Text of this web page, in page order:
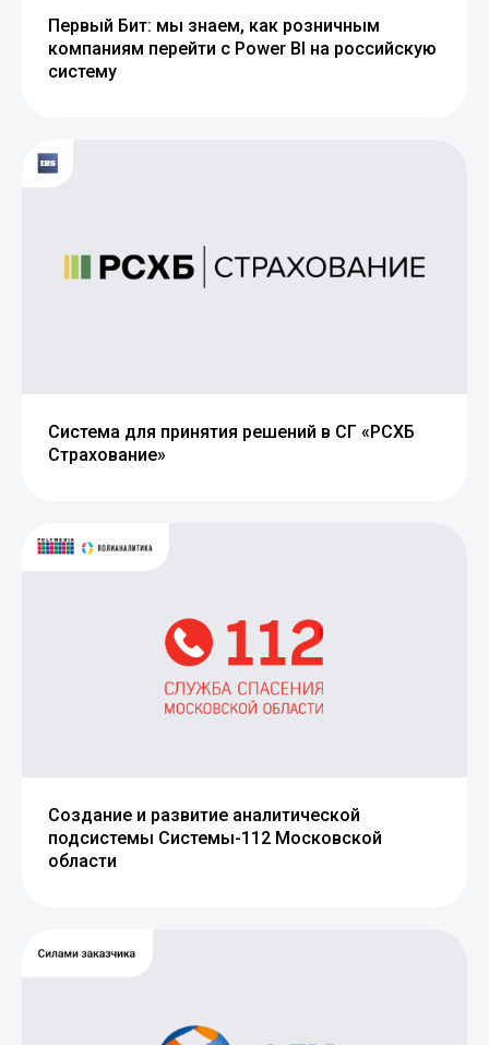
Первый Бит: мы знаем, как розничным
компаниям перейти с Power BI на российскую
систему
Система для принятия решений в СГ «РСХБ
Страхование»
Создание и развитие аналитической
подсистемы Системы-112 Московской
области